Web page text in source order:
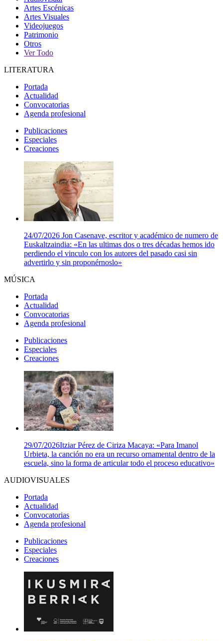
Artes Escénicas
Artes Visuales
Videojuegos
Patrimonio
Otros
Ver Todo
LITERATURA
Portada
Actualidad
Convocatorias
Agenda profesional
Publicaciones
Especiales
Creaciones
24/07/2026 Jon Casenave, escritor y académico de numero de
Euskaltzaindia: «En las ultimas dos o tres décadas hemos ido
perdiendo el vinculo con los autores del pasado casi sin
advertirlo y sin proponérnoslo»
MÚSICA
Portada
Actualidad
Convocatorias
Agenda profesional
Publicaciones
Especiales
Creaciones
29/07/2026Itziar Pérez de Ciriza Macaya: «Para Imanol
Urbieta, la canción no era un recurso ornamental dentro de la
escuela, sino la forma de articular todo el proceso educativo»
AUDIOVISUALES
Portada
Actualidad
Convocatorias
Agenda profesional
Publicaciones
Especiales
Creaciones